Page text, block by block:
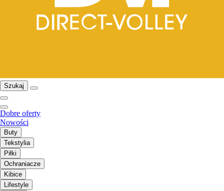
Szukaj
Dobre oferty
Nowości
Buty
Tekstylia
Piłki
Ochraniacze
Kibice
Lifestyle